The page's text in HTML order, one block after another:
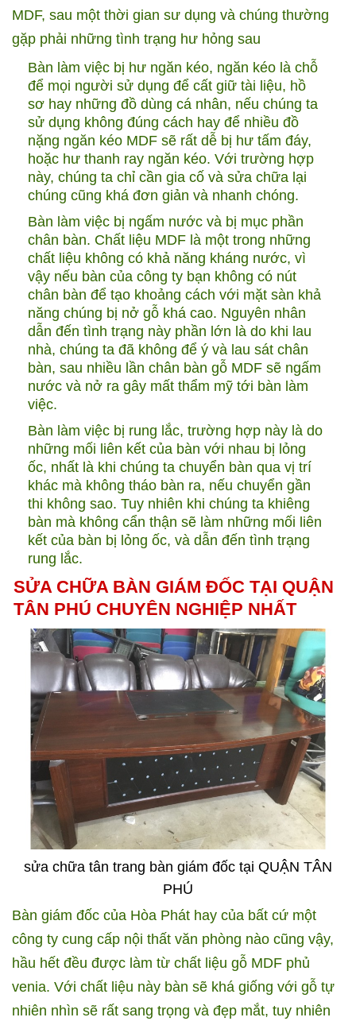
MDF, sau một thời gian sư dụng và chúng thường
gặp phải những tình trạng hư hỏng sau
Bàn làm việc bị hư ngăn kéo, ngăn kéo là chỗ
để mọi người sử dụng để cất giữ tài liệu, hồ
sơ hay những đồ dùng cá nhân, nếu chúng ta
sử dụng không đúng cách hay để nhiều đồ
nặng ngăn kéo MDF sẽ rất dễ bị hư tấm đáy,
hoặc hư thanh ray ngăn kéo. Với trường hợp
này, chúng ta chỉ cần gia cố và sửa chữa lại
chúng cũng khá đơn giản và nhanh chóng.
Bàn làm việc bị ngấm nước và bị mục phần
chân bàn. Chất liệu MDF là một trong những
chất liệu không có khả năng kháng nước, vì
vậy nếu bàn của công ty bạn không có nút
chân bàn để tạo khoảng cách với mặt sàn khả
năng chúng bị nở gỗ khá cao. Nguyên nhân
dẫn đến tình trạng này phần lớn là do khi lau
nhà, chúng ta đã không để ý và lau sát chân
bàn, sau nhiều lần chân bàn gỗ MDF sẽ ngấm
nước và nở ra gây mất thẩm mỹ tới bàn làm
việc.
Bàn làm việc bị rung lắc, trường hợp này là do
những mối liên kết của bàn với nhau bị lỏng
ốc, nhất là khi chúng ta chuyển bàn qua vị trí
khác mà không tháo bàn ra, nếu chuyển gần
thi không sao. Tuy nhiên khi chúng ta khiêng
bàn mà không cẩn thận sẽ làm những mối liên
kết của bàn bị lỏng ốc, và dẫn đến tình trạng
rung lắc.
SỬA CHỮA BÀN GIÁM ĐỐC TẠI QUẬN
TÂN PHÚ CHUYÊN NGHIỆP NHẤT
sửa chữa tân trang bàn giám đốc tại QUẬN TÂN
PHÚ
Bàn giám đốc của Hòa Phát hay của bất cứ một
công ty cung cấp nội thất văn phòng nào cũng vậy,
hầu hết đều được làm từ chất liệu gỗ MDF phủ
venia. Với chất liệu này bàn sẽ khá giống với gỗ tự
nhiên nhìn sẽ rất sang trọng và đẹp mắt, tuy nhiên